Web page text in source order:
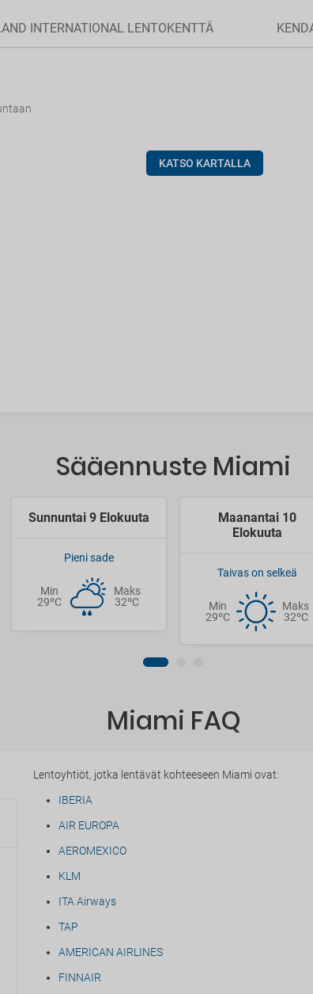
INTERNATIONAL LENTOKENTTÄ
KATSO KARTALLA
Sääennuste Miami
Sunnuntai 9 Elokuuta
Pieni sade
Min
29ºC
Maks
32ºC
Maanantai 10
Elokuuta
Taivas on selkeä
Min
29ºC
Maks
32ºC
Miami FAQ
Lentoyhtiöt, jotka lentävät kohteeseen Miami ovat:
IBERIA
AIR EUROPA
AEROMEXICO
KLM
ITA Airways
TAP
AMERICAN AIRLINES
FINNAIR